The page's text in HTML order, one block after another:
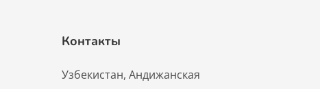
Контакты
Узбекистан, Андижанская